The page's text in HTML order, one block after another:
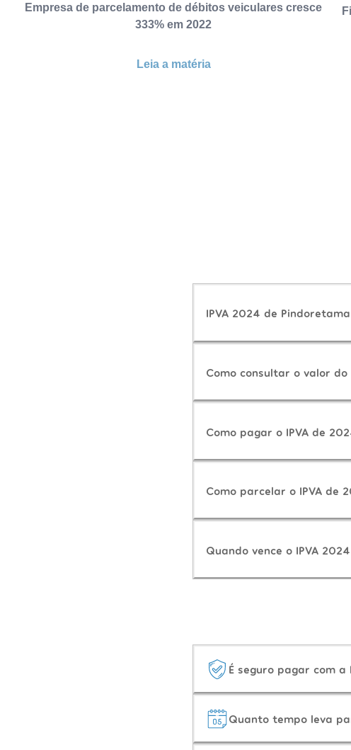
Empresa de parcelamento de débitos veiculares cresce
333% em 2022
Leia a matéria
IPVA 2024 de
Como consultar o valor do
Como pagar o IPVA de
Como parcelar o IPVA de
Quando vence o IPVA
É seguro pagar com a
Quanto tempo leva